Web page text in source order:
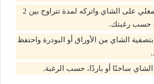
صب الماء المغلي على الشاي واتركه لمدة تتراوح بين 2
الشاي من الأوراق أو البودرة واحتفظ
ساخنًا أو باردًا، حسب الرغبة.